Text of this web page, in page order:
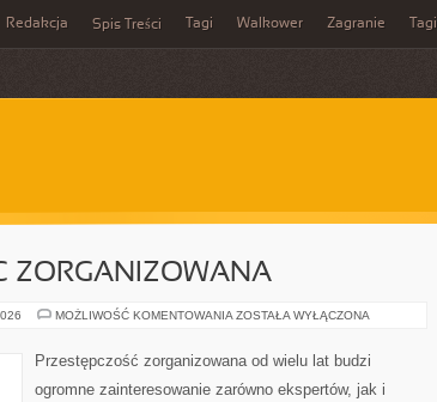
Redakcja Spis Treści Tagi Walkower Zagranie Tagi
ZORGANIZOWANA
MOŻLIWOŚĆ KOMENTOWANIA PRZESTĘPCZOŚC
ZOSTAŁA WYŁĄCZONA
Przestępczość zorganizowana od wielu lat budzi
ogromne zainteresowanie zarówno ekspertów, jak i